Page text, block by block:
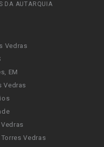
DA AUTARQUIA
Vedras
EM
Vedras
Vedras